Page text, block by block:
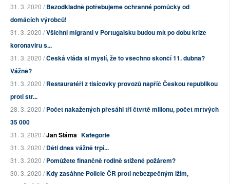
31. 3. 2020 /Bezodkladně potřebujeme ochranné pomůcky od
domácích výrobců!
31. 3. 2020 /Všichni migranti v Portugalsku budou mít po dobu krize
koronaviru s...
31. 3. 2020 /Česká vláda si myslí, že to všechno skončí 11. dubna?
Vážně?
31. 3. 2020 /Restauratéři z tisícovky provozů napříč Českou republikou
proti str...
28. 3. 2020 /Počet nakažených přesáhl tři čtvrtě milionu, počet mrtvých
35 000
31. 3. 2020 /Jan Sláma Kategorie
31. 3. 2020 /Děti dnes vážně trpí...
31. 3. 2020 /Pomůžete finančně rodině stižené požárem?
30. 3. 2020 /Kdy zasáhne Policie ČR proti nebezpečným lžím,